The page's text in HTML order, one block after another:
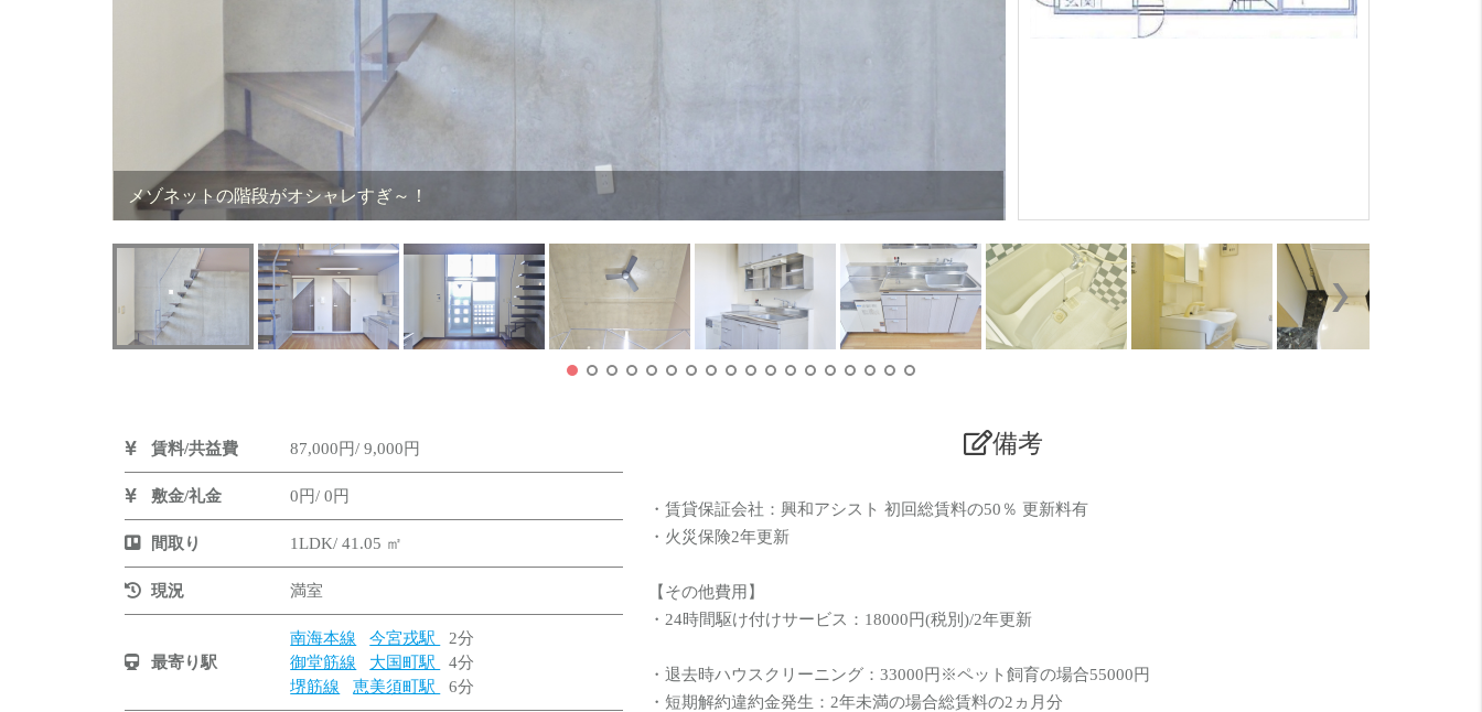
メゾネットの階段がオシャレすぎ～！
賃料/共益費 87,000円/ 9,000円
敷金/礼金 0円/ 0円
間取り 1LDK/ 41.05 ㎡
現況 満室
最寄り駅
南海本線 今宮戎駅
2分
御堂筋線
大国町駅
4分
堺筋線
恵美須町駅 6分
備考
・賃貸保証会社：興和アシスト 初回総賃料の50％ 更新料有
・火災保険2年更新
【その他費用】
・24時間駆け付けサービス：18000円(税別)/2年更新
・退去時ハウスクリーニング：33000円※ペット飼育の場合55000円
・短期解約違約金発生：2年未満の場合総賃料の2ヵ月分